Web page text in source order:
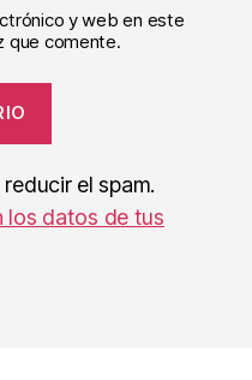
y web en este
que comente.
el spam.
los datos de tus